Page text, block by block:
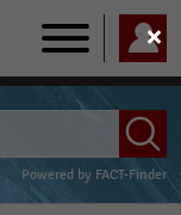
Main
navigation
Powered by FACT-Finder